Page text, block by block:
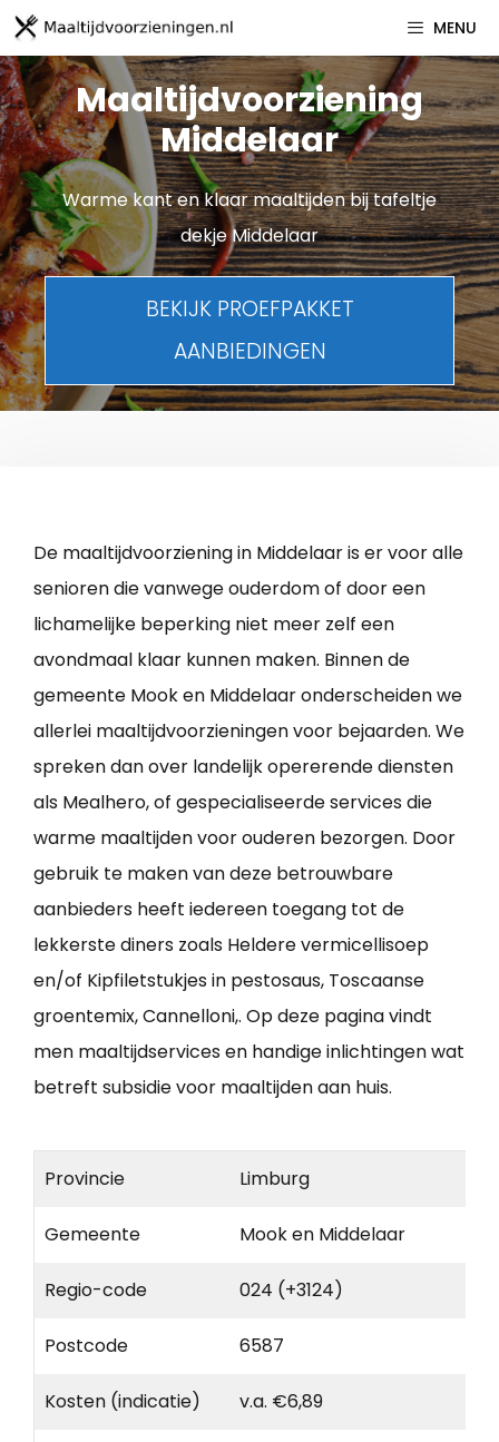
Spring
naar
inhoud
MENU
Maaltijdvoorziening
Middelaar
Warme kant en klaar maaltijden bij tafeltje
dekje Middelaar
BEKIJK PROEFPAKKET
AANBIEDINGEN
De maaltijdvoorziening in Middelaar is er voor alle
senioren die vanwege ouderdom of door een
lichamelijke beperking niet meer zelf een
avondmaal klaar kunnen maken. Binnen de
gemeente Mook en Middelaar onderscheiden we
allerlei maaltijdvoorzieningen voor bejaarden. We
spreken dan over landelijk opererende diensten
als Mealhero, of gespecialiseerde services die
warme maaltijden voor ouderen bezorgen. Door
gebruik te maken van deze betrouwbare
aanbieders heeft iedereen toegang tot de
lekkerste diners zoals Heldere vermicellisoep
en/of Kipfiletstukjes in pestosaus, Toscaanse
groentemix, Cannelloni,. Op deze pagina vindt
men maaltijdservices en handige inlichtingen wat
betreft subsidie voor maaltijden aan huis.
Provincie Limburg
Gemeente Mook en Middelaar
Regio-code 024 (+3124)
Postcode 6587
Kosten (indicatie) v.a. €6,89